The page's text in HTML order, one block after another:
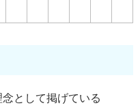
として掲げている